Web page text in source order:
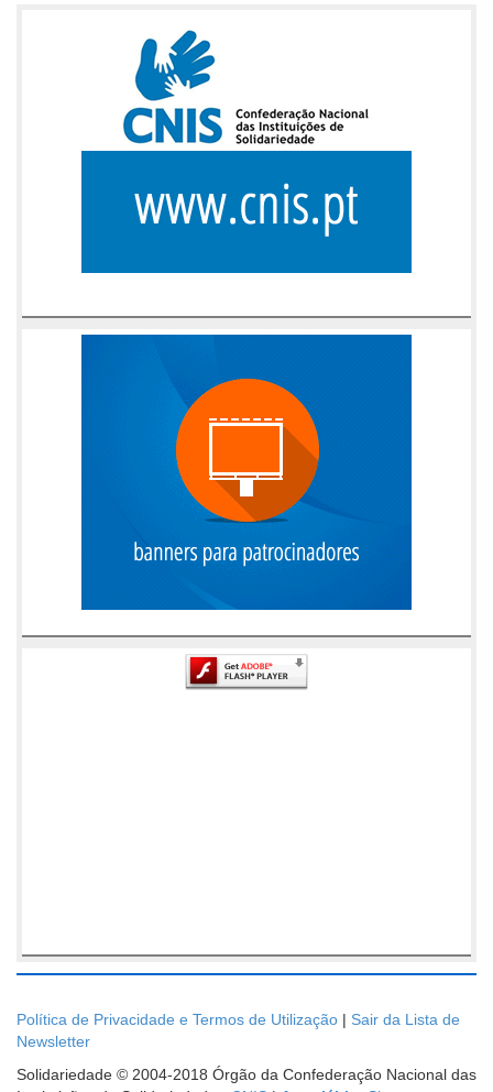
Política de Privacidade e Termos de Utilização | Sair da Lista de
Newsletter
Solidariedade © 2004-2018 Órgão da Confederação Nacional das